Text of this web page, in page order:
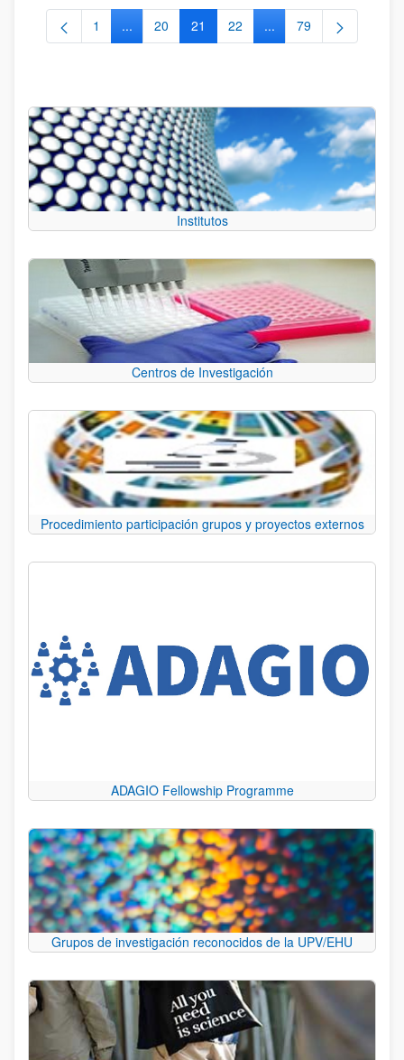
Página
1 ...Páginas intermedias Use TAB para desplazarse.
Página
20 Página
21 Página
22 ...Páginas intermedias
Página
79
Institutos
Centros de Investigación
Procedimiento participación grupos y proyectos externos
ADAGIO Fellowship Programme
Grupos de investigación reconocidos de la UPV/EHU